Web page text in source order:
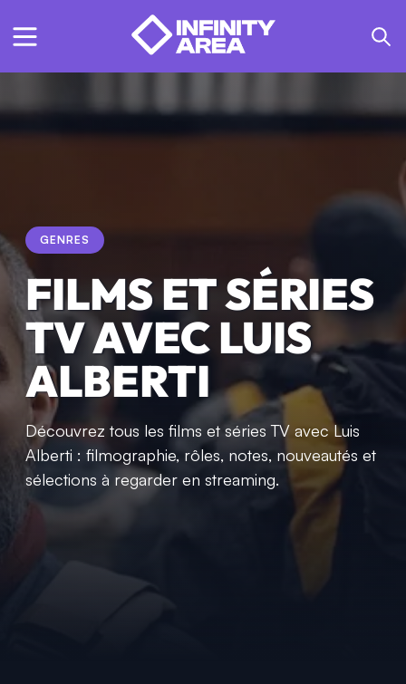
GENRES
FILMS ET SÉRIES
TV AVEC LUIS
ALBERTI
Découvrez tous les films et séries TV avec Luis
Alberti : filmographie, rôles, notes, nouveautés et
sélections à regarder en streaming.